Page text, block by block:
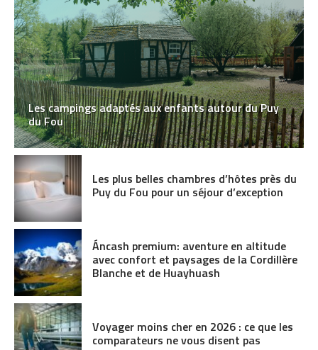
Les campings adaptés aux enfants autour du Puy
du Fou
Les plus belles chambres d’hôtes près du
Puy du Fou pour un séjour d’exception
Áncash premium: aventure en altitude
avec confort et paysages de la Cordillère
Blanche et de Huayhuash
Voyager moins cher en 2026 : ce que les
comparateurs ne vous disent pas